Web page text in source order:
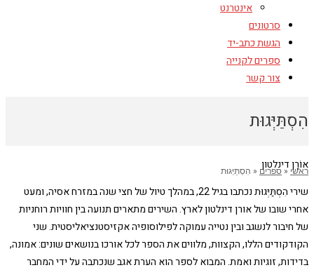
אינטרנט
סרטונים
הגשת כתב-יד
ספרים לקנייה
צור קשר
הִסְתַּיְּגוּת
ראשי « ספרים « הִסְתַּיְּגוּת
אוֹרָן דינלטון
שירי הִסְתַּיְּגוּת נכתבו בגיל 22, במהלך טיול של חצי שנה במזרח אסיה, ומעט
אחרי שובו של אורן דינלטון לארץ. השירים מתארים תנועה בין חוויות רוחניות
של חיבור לנשגב ובין נטייה עמוקה לפילוסופיה אקזיסטנציאליסטית. שני
הקודקודים הללו, הקצוות, מלווים את הספר לכל אורכו בנושאים שונים: אמונה,
בדידות, זוגיות ואמת. המבוא לספר הוא הערת אגב שנכתבה על ידי המחבר